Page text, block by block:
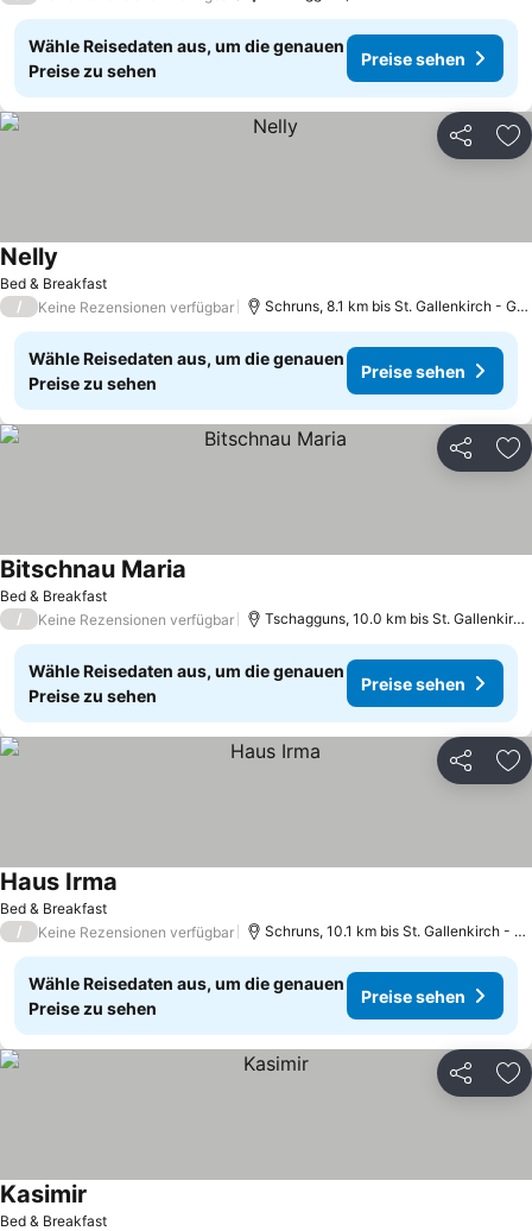
Wähle Reisedaten aus, um die genauen
Preise zu sehen
Preise sehen
Teilen
Bed & Breakfast
Nelly
/ Keine Rezensionen verfügbar Schruns, 8.1 km bis St. Gallenkirch - Gortipohl
Wähle Reisedaten aus, um die genauen
Preise zu sehen
Preise sehen
Teilen
Bed & Breakfast
Bitschnau Maria
/ Keine Rezensionen verfügbar Tschagguns, 10.0 km bis St. Gallenkirch - Gortipohl
Wähle Reisedaten aus, um die genauen
Preise zu sehen
Preise sehen
Teilen
Bed & Breakfast
Haus Irma
/ Keine Rezensionen verfügbar Schruns, 10.1 km bis St. Gallenkirch - Gortipohl
Wähle Reisedaten aus, um die genauen
Preise zu sehen
Preise sehen
Teilen
Bed & Breakfast
Kasimir